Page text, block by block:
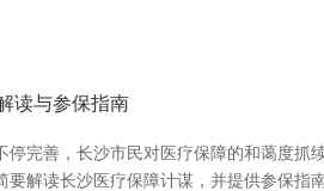
读与参保指南
停完善，长沙市民对医疗保障的和蔼度
要解读长沙医疗保障计谋，并提供参保